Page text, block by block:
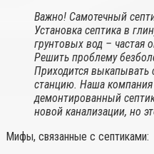
Важно! Самотечный
Установка септика в
грунтовых вод – частая
Решить проблему
Приходится выкапывать
станцию. Наша
демонтированный
новой канализации, но
Мифы, связанные с септиками: